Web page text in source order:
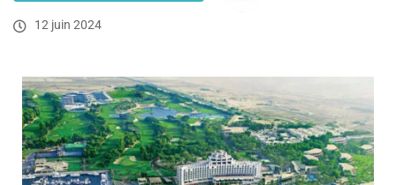
12 juin 2024